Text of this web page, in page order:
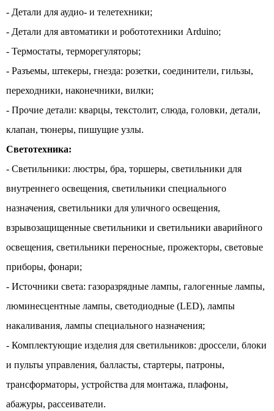
- Детали для аудио- и телетехники;
- Детали для автоматики и робототехники Arduino;
- Термостаты, терморегуляторы;
- Разъемы, штекеры, гнезда: розетки, соединители, гильзы,
переходники, наконечники, вилки;
- Прочие детали: кварцы, текстолит, слюда, головки, детали,
клапан, тюнеры, пишущие узлы.
Светотехника:
- Светильники: люстры, бра, торшеры, светильники для
внутреннего освещения, светильники специального
назначения, светильники для уличного освещения,
взрывозащищенные светильники и светильники аварийного
освещения, светильники переносные, прожекторы, световые
приборы, фонари;
- Источники света: газоразрядные лампы, галогенные лампы,
люминесцентные лампы, светодиодные (LED), лампы
накаливания, лампы специального назначения;
- Комплектующие изделия для светильников: дроссели, блоки
и пульты управления, балласты, стартеры, патроны,
трансформаторы, устройства для монтажа, плафоны,
абажуры, рассеиватели.